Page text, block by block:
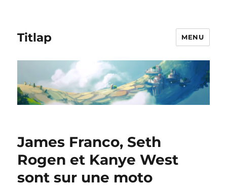
Titlap MENU
James Franco, Seth
Rogen et Kanye West
sont sur une moto